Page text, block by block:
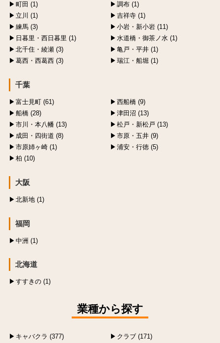
町田 (1)
調布 (1)
立川 (1)
吉祥寺 (1)
練馬 (3)
小岩・新小岩 (11)
日暮里・西日暮里 (1)
水道橋・御茶ノ水 (1)
北千住・綾瀬 (3)
亀戸・平井 (1)
葛西・西葛西 (3)
瑞江・船堀 (1)
千葉
富士見町 (61)
西船橋 (9)
船橋 (28)
津田沼 (13)
市川・本八幡 (13)
松戸・新松戸 (13)
成田・四街道 (8)
市原・五井 (9)
市原姉ヶ崎 (1)
浦安・行徳 (5)
柏 (10)
大阪
北新地 (1)
福岡
中洲 (1)
北海道
すすきの (1)
業種から探す
キャバクラ (377)
クラブ (171)